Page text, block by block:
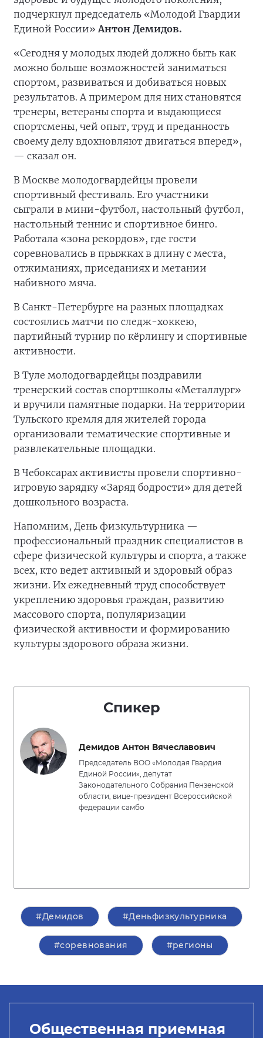
подчеркнул председатель «Молодой Гвардии
Единой России»Антон Демидов.
«Сегодня у молодых людей должно быть как
можно больше возможностей заниматься
спортом, развиваться и добиваться новых
результатов. А примером для них становятся
тренеры, ветераны спорта и выдающиеся
спортсмены, чей опыт, труд и преданность
своему делу вдохновляют двигаться вперед»,
— сказал он.
В Москве молодогвардейцы провели
спортивный фестиваль. Его участники
сыграли в мини-футбол, настольный футбол,
настольный теннис и спортивное бинго.
Работала «зона рекордов», где гости
соревновались в прыжках в длину с места,
отжиманиях, приседаниях и метании
набивного мяча.
В Санкт-Петербурге на разных площадках
состоялись матчи по следж-хоккею,
партийный турнир по кёрлингу и спортивные
активности.
В Туле молодогвардейцы поздравили
тренерский состав спортшколы «Металлург»
и вручили памятные подарки. На территории
Тульского кремля для жителей города
организовали тематические спортивные и
развлекательные площадки.
В Чебоксарах активисты провели спортивно-
игровую зарядку «Заряд бодрости» для детей
дошкольного возраста.
Напомним, День физкультурника —
профессиональный праздник специалистов в
сфере физической культуры и спорта, а также
всех, кто ведет активный и здоровый образ
жизни. Их ежедневный труд способствует
укреплению здоровья граждан, развитию
массового спорта, популяризации
физической активности и формированию
культуры здорового образа жизни.
Спикер
Демидов Антон Вячеславович
Председатель ВОО «Молодая Гвардия
Единой России», депутат
Законодательного Собрания Пензенской
области, вице-президент Всероссийской
федерации самбо
#Демидов #Деньфизкультурника
#соревнования #регионы
Общественная приемная